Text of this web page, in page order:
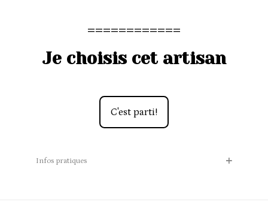
============
Je choisis cet artisan
C'est parti!
Infos pratiques